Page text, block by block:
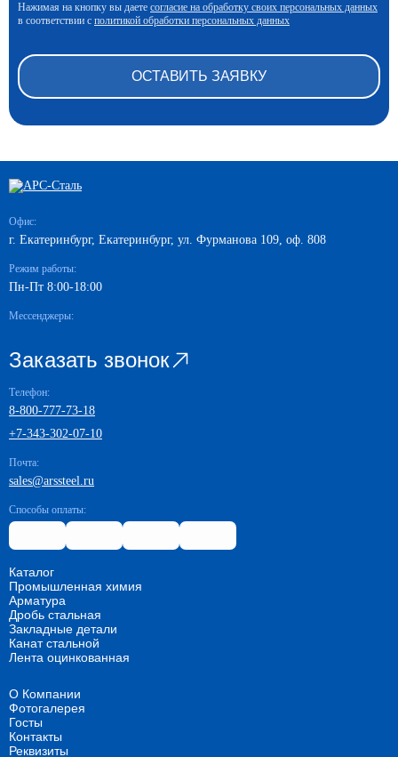
Нажимая на кнопку вы даете согласие на обработку своих персональных данных
в соответствии с политикой обработки персональных данных
Офис:
г. Екатеринбург, Екатеринбург, ул. Фурманова 109, оф. 808
Режим работы:
Пн-Пт 8:00-18:00
Мессенджеры:
Заказать звонок
Телефон:
8-800-777-73-18
+7-343-302-07-10
Почта:
sales@arssteel.ru
Способы оплаты:
Каталог
Промышленная химия
Арматура
Дробь стальная
Закладные детали
Канат стальной
Лента оцинкованная
О Компании
Фотогалерея
Госты
Контакты
Реквизиты